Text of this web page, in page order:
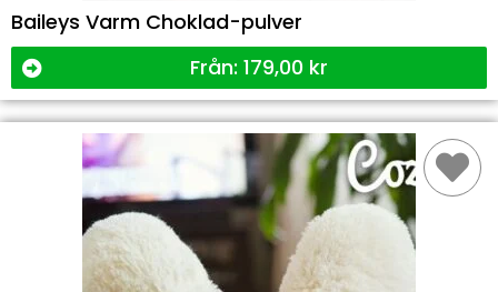
Baileys Varm Choklad-pulver
Från: 179,00 kr